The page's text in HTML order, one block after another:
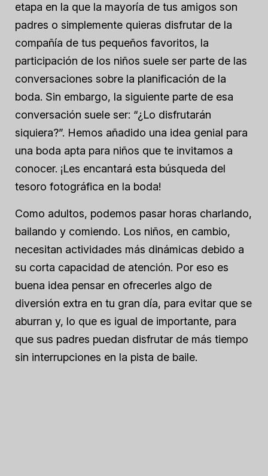
etapa en la que la mayoría de tus amigos son
padres o simplemente quieras disfrutar de la
compañía de tus pequeños favoritos, la
participación de los niños suele ser parte de las
conversaciones sobre la planificación de la
boda. Sin embargo, la siguiente parte de esa
conversación suele ser: “¿Lo disfrutarán
siquiera?”. Hemos añadido una idea genial para
una boda apta para niños que te invitamos a
conocer. ¡Les encantará esta búsqueda del
tesoro fotográfica en la boda!
Como adultos, podemos pasar horas charlando,
bailando y comiendo. Los niños, en cambio,
necesitan actividades más dinámicas debido a
su corta capacidad de atención. Por eso es
buena idea pensar en ofrecerles algo de
diversión extra en tu gran día, para evitar que se
aburran y, lo que es igual de importante, para
que sus padres puedan disfrutar de más tiempo
sin interrupciones en la pista de baile.